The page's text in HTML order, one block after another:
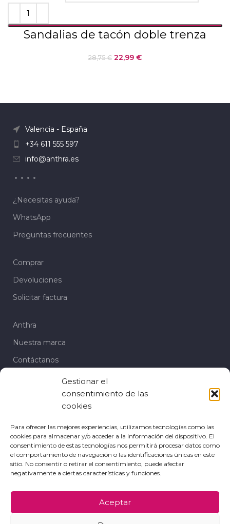
Gestionar el
consentimiento de las
cookies
Para ofrecer las mejores experiencias, utilizamos tecnologías como las
cookies para almacenar y/o acceder a la información del dispositivo. El
consentimiento de estas tecnologías nos permitirá procesar datos como
el comportamiento de navegación o las identificaciones únicas en este
sitio. No consentir o retirar el consentimiento, puede afectar
negativamente a ciertas características y funciones.
Aceptar
Sandalias de tacón doble trenza
28,75€ 22,99 €
Valencia - España
+34 611 555 597
info@anthra.es
¿Necesitas ayuda?
WhatsApp
Preguntas frecuentes
Comprar
Devoluciones
Solicitar factura
Anthra
Nuestra marca
Contáctanos
Zapatos de fiesta
Mocasín
Bailarinas